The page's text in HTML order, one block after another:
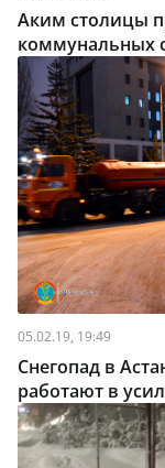
Аким столицы
коммунальных
05.02.19, 19:49
Снегопад в
работают в